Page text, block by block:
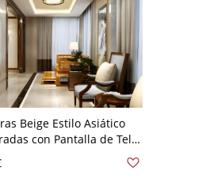
Beige Estilo Asiático
con Pantalla de Tela
Comedor - Tambor 110
Loto Beige